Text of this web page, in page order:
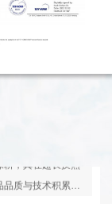
产品涵盖镍基合
不锈钢等高端材
热器、海洋工程
2026-07-24
，其在产品化学
金、奥氏体不锈
广泛应用。本文
角度，呈现信得
，其在超长换热
质与技术积累的
验。本文从超长换
呈现信得达在该领
种无缝管的承压